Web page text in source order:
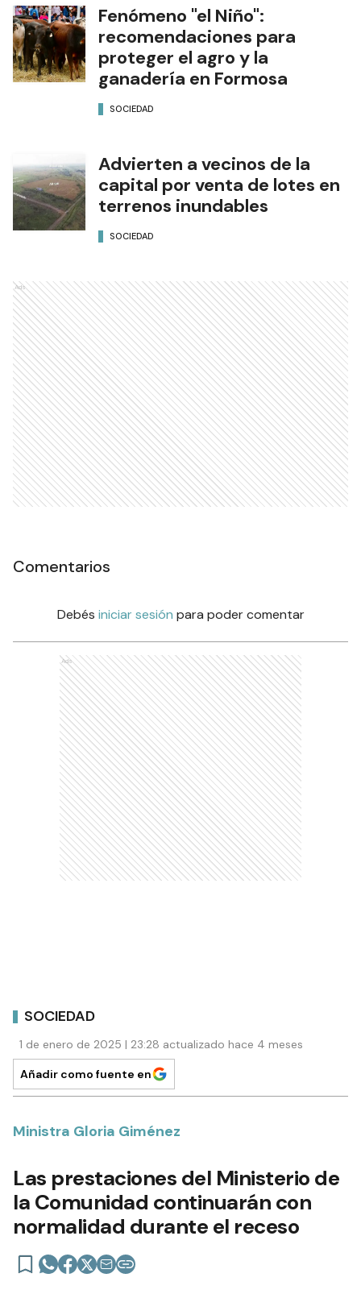
Fenómeno "el Niño":
recomendaciones para
proteger el agro y la
ganadería en Formosa
SOCIEDAD
Advierten a vecinos de la
capital por venta de lotes en
terrenos inundables
SOCIEDAD
Ads
Comentarios
Debés iniciar sesión para poder comentar
Ads
SOCIEDAD
1 de enero de 2025 | 23:28 actualizado hace 4 meses
Añadir como fuente en
Ministra Gloria Giménez
Las prestaciones del Ministerio de
la Comunidad continuarán con
normalidad durante el receso